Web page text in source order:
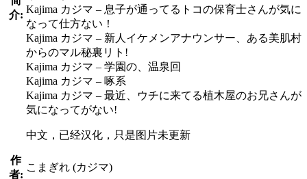
介: Kajima カジマ – 息子が通ってるトコの保育士さんが気に
なって仕方ない！
Kajima カジマ – 新人イケメンアナウンサー、ある美肌村
からのマル秘裏リト!
Kajima カジマ – 学園の、温泉回
Kajima カジマ – 啄系
Kajima カジマ – 最近、ウチに来てる植木屋のお兄さんが
気になってがない!
中文，已经汉化，只是图片未更新
作
者:
こまぎれ (カジマ)